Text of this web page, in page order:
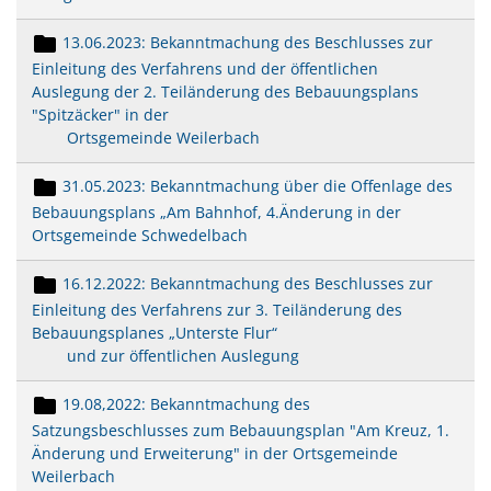
13.06.2023: Bekanntmachung des Beschlusses zur
Einleitung des Verfahrens und der öffentlichen
Auslegung der 2. Teiländerung des Bebauungsplans
"Spitzäcker" in der
Ortsgemeinde Weilerbach
31.05.2023: Bekanntmachung über die Offenlage des
Bebauungsplans „Am Bahnhof, 4.Änderung in der
Ortsgemeinde Schwedelbach
16.12.2022: Bekanntmachung des Beschlusses zur
Einleitung des Verfahrens zur 3. Teiländerung des
Bebauungsplanes „Unterste Flur“
und zur öffentlichen Auslegung
19.08,2022: Bekanntmachung des
Satzungsbeschlusses zum Bebauungsplan "Am Kreuz, 1.
Änderung und Erweiterung" in der Ortsgemeinde
Weilerbach